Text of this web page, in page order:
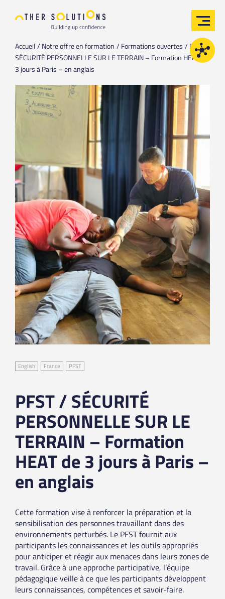
Accueil Notre offre en formation Formations ouvertes
PFST /
SÉCURITÉ PERSONNELLE SUR LE TERRAIN – Formation HEAT de
3 jours à Paris – en anglais
English France PFST
PFST / SÉCURITÉ
PERSONNELLE SUR LE
TERRAIN – Formation
HEAT de 3 jours à Paris –
en anglais
Cette formation vise à renforcer la préparation et la
sensibilisation des personnes travaillant dans des
environnements perturbés. Le PFST fournit aux
participants les connaissances et les outils appropriés
pour anticiper et réagir aux menaces dans leurs zones de
travail. Grâce à une approche participative, l’équipe
pédagogique veille à ce que les participants développent
leurs connaissances, compétences et savoir-faire.